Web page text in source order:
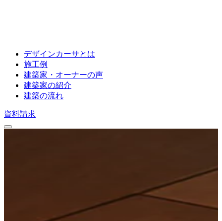
デザインカーサとは
施工例
建築家・オーナーの声
建築家の紹介
建築の流れ
資料請求